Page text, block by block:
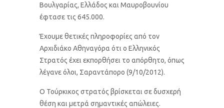
Βουλγαρίας, Ελλάδος και Μαυροβουνίου
έφτασε τις 645.000.
Έχουμε θετικές πληροφορίες από τον
Αρχιδιάκο Αθηναγόρα ότι ο Ελληνικός
Στρατός έχει εκπορθήσει το απόρθητο, όπως
λέγανε όλοι, Σαραντάπορο (9/10/2012).
Ο Τούρκικος στρατός βρίσκεται σε δυσχερή
θέση και μετρά σημαντικές απώλειες.